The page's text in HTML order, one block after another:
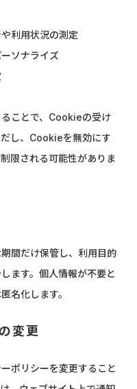
利用状況の測定
ソナライズ
ことで、Cookieの受け
し、Cookieを無効にす
限される可能性がありま
間だけ保管し、利用目的
ます。個人情報が不要と
名化します。
変更
ポリシーを変更すること